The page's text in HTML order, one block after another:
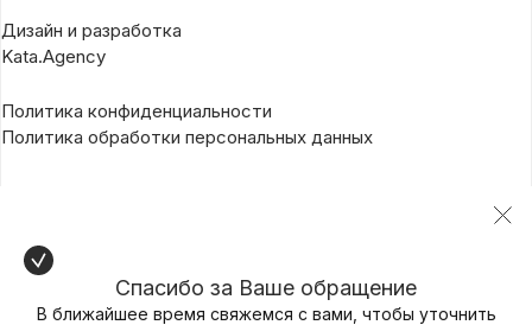
Дизайн и разработка
Kata.Agency
Политика конфиденциальности
Политика обработки персональных данных
Спасибо за Ваше обращение
В ближайшее время свяжемся с вами, чтобы уточнить